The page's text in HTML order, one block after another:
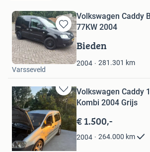
Bewaren
in
Mijn
Favorieten
Volkswagen Caddy
77KW 2004
Bieden
2004 281.301 km
Fedde
Varsseveld
Bewaren
in
Mijn
Favorieten
Volkswagen Caddy
Kombi 2004 Grijs
€ 1.500,-
2004 264.000 km
P.R.R.
Winschoten